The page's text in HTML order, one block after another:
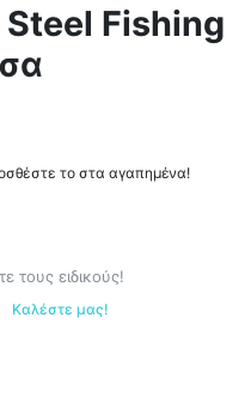
Fishing
το στα αγαπημένα!
τους ειδικούς!
Καλέστε μας!